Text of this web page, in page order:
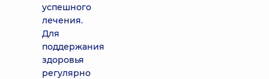
успешного
лечения.
Для
поддержания
здоровья
регулярно